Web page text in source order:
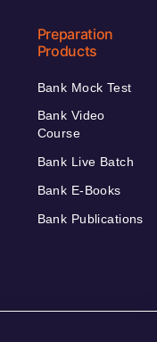
Preparation
Products
Bank Mock Test
Bank Video
Course
Bank Live Batch
Bank E-Books
Bank Publications